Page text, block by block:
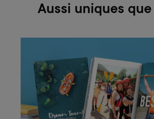
Aussi uniques que